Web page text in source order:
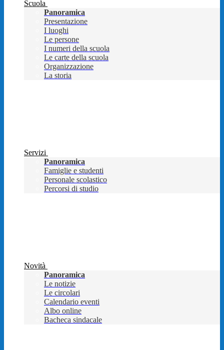
Scuola
Panoramica
Presentazione
I luoghi
Le persone
I numeri della scuola
Le carte della scuola
Organizzazione
La storia
Servizi
Panoramica
Famiglie e studenti
Personale scolastico
Percorsi di studio
Novità
Panoramica
Le notizie
Le circolari
Calendario eventi
Albo online
Bacheca sindacale